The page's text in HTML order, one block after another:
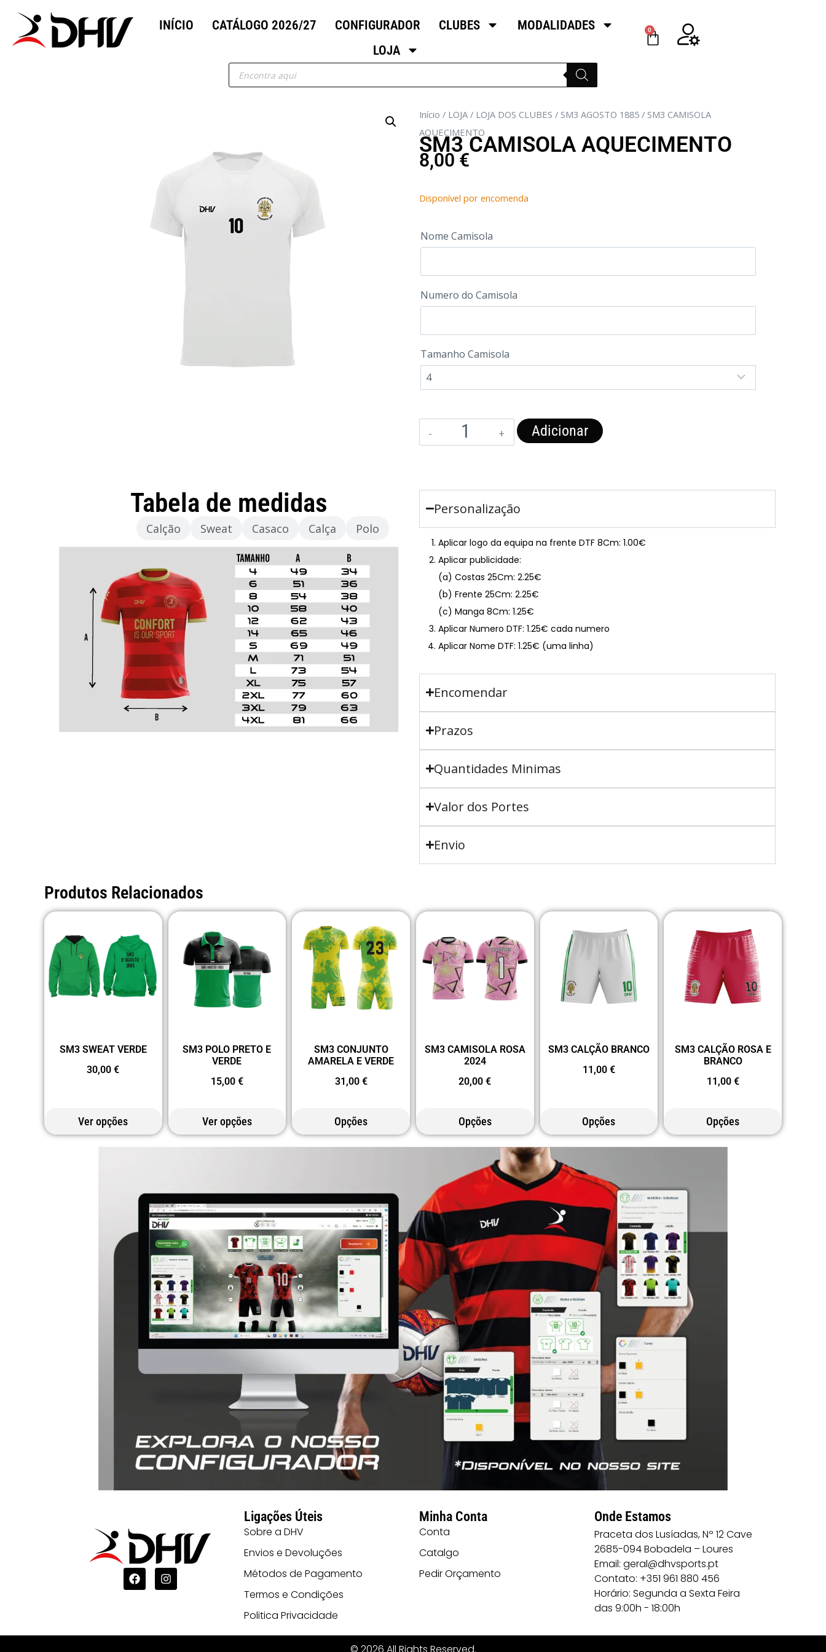
INÍCIO CATÁLOGO 2026/27 CONFIGURADOR CLUBES
MODALIDADES
LOJA
0
Início / LOJA / LOJA DOS CLUBES / SM3 AGOSTO 1885 / SM3 CAMISOLA
AQUECIMENTO
SM3 CAMISOLA AQUECIMENTO
8,00 €
Disponível por encomenda
Nome Camisola
Numero do Camisola
Tamanho Camisola
Adicionar
Tabela de medidas
Calção Sweat Casaco Calça Polo
Personalização
Aplicar logo da equipa na frente DTF 8Cm: 1.00€
Aplicar publicidade:
(a) Costas 25Cm: 2.25€
(b) Frente 25Cm: 2.25€
(c) Manga 8Cm: 1.25€
Aplicar Numero DTF: 1.25€ cada numero
Aplicar Nome DTF: 1.25€ (uma linha)
Encomendar
Prazos
Quantidades Minimas
Valor dos Portes
Envio
Produtos Relacionados
SM3 SWEAT VERDE
30,00€
Ver opções
SM3 POLO PRETO E
VERDE
15,00 €
Ver opções
SM3 CONJUNTO
AMARELA E VERDE
31,00 €
Opções
SM3 CAMISOLA ROSA
2024
20,00€
Opções
SM3 CALÇÃO BRANCO
11,00 €
Opções
SM3 CALÇÃO ROSA E
BRANCO
11,00 €
Opções
Ligações Úteis
Sobre a DHV
Envios e Devoluções
Métodos de Pagamento
Termos e Condições
Politica Privacidade
Minha Conta
Conta
Catalgo
Pedir Orçamento
Onde Estamos
Praceta dos Lusíadas, Nº 12 Cave
2685-094 Bobadela – Loures
Email: geral@dhvsports.pt
Contato: +351 961 880 456
Horário: Segunda a Sexta Feira
das 9:00h - 18:00h
© 2026 All Rights Reserved.